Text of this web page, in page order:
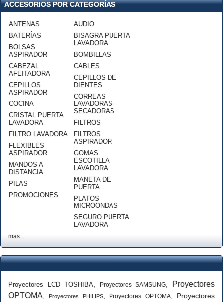
ACCESORIOS POR CATEGORÍAS
ANTENAS
BATERÍAS
BOLSAS
ASPIRADOR
CABEZAL
AFEITADORA
CEPILLOS
ASPIRADOR
COCINA
CRISTAL PUERTA
LAVADORA
FILTRO LAVADORA
FLEXIBLES
ASPIRADOR
MANDOS A
DISTANCIA
PILAS
PROMOCIONES
AUDIO
BISAGRA PUERTA
LAVADORA
BOMBILLAS
CABLES
CEPILLOS DE
DIENTES
CORREAS
LAVADORAS-
SECADORAS
FILTROS
FILTROS
ASPIRADOR
GOMAS
ESCOTILLA
LAVADORA
MANETA DE
PUERTA
PLATOS
MICROONDAS
SEGURO PUERTA
LAVADORA
mas...
Proyectores LCD TOSHIBA Proyectores SAMSUNG
Proyectores
OPTOMA ,Proyectores PHILIPS, Proyectores OPTOMA, Proyectores